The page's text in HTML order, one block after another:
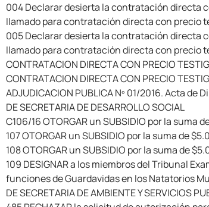
004 Declarar desierta la contratación directa
llamado para contratación directa con precio
005 Declarar desierta la contratación directa
llamado para contratación directa con precio
CONTRATACION DIRECTA CON PRECIO
CONTRATACION DIRECTA CON PRECIO
ADJUDICACION PUBLICA Nº 01/2016. Acta de
DE SECRETARIA DE DESARROLLO SOCIAL
C106/16 OTORGAR un SUBSIDIO por la suma
107 OTORGAR un SUBSIDIO por la suma de
108 OTORGAR un SUBSIDIO por la suma de
109 DESIGNAR a los miembros del Tribunal
funciones de Guardavidas en los Natatorios
DE SECRETARIA DE AMBIENTE Y SERVICIOS